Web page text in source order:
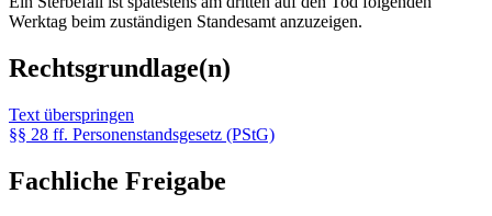
Werktag beim zuständigen Standesamt anzuzeigen.
Rechtsgrundlage(n)
Text überspringen
§§ 28 ff. Personenstandsgesetz (PStG)
Fachliche Freigabe